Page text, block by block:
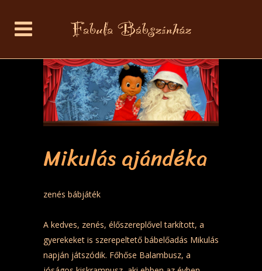
Mikulás ajándéka
zenés bábjáték
A kedves, zenés, élőszereplővel tarkított, a
gyerekeket is szerepeltető bábelőadás Mikulás
napján játszódik. Főhőse Balambusz, a